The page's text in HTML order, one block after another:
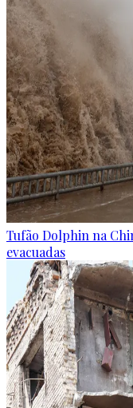
Tufão Dolphin na
evacuadas